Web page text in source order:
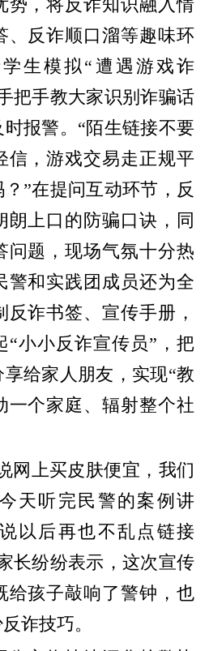
势，将反诈知识融入情
、反诈顺口溜等趣味环
生模拟“遭遇游戏诈
把手教大家识别诈骗话
报警。“陌生链接不要
信，游戏交易走正规平
”在提问互动环节，反
朗上口的防骗口诀，同
问题，现场气氛十分热
警和实践团成员还为全
诈书签、宣传手册，
“小小反诈宣传员”，把
给家人朋友，实现“教
一个家庭、辐射整个社
网上买皮肤便宜，我们
天听完民警的案例讲
以后再也不乱点链接
长纷纷表示，这次宣传
给孩子敲响了警钟，也
诈技巧。